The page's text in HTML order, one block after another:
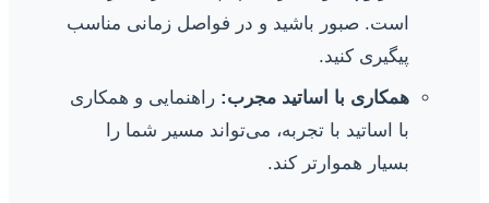
است. صبور باشید و در فواصل زمانی مناسب
پیگیری کنید.
همکاری با اساتید مجرب: راهنمایی و همکاری
با اساتید با تجربه، می‌تواند مسیر شما را
بسیار هموارتر کند.